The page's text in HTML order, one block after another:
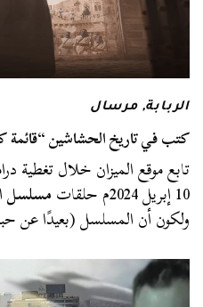
الربابة,مرسال
كتب في تاريخ الحشاشين “قائمة
10 إبريل 2024م حلقات مسلسل
ولكون أن المسلسل (بعيدًا عن